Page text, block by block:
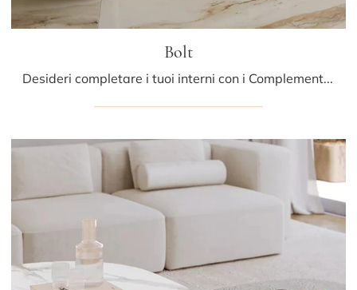
Bolt
Desideri completare i tuoi interni con i Complementi Bontempi? Ecco qui molteplici modelli di tavolini in gres come Bolt.